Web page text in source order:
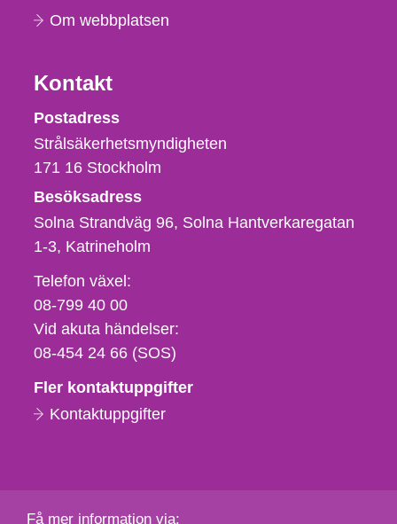
Om webbplatsen
Kontakt
Strålsäkerhetsmyndigheten
Postadress
Strålsäkerhetsmyndigheten
171 16 Stockholm
Besöksadress
Solna Strandväg 96, Solna Hantverkaregatan
1-3 Katrineholm
Telefon,
fax
och
e-
Telefon växel:
08-799 40 00
Vid akuta händelser:
08-454 24 66 (SOS)
Fler kontaktuppgifter
Kontaktuppgifter
Få mer information via: